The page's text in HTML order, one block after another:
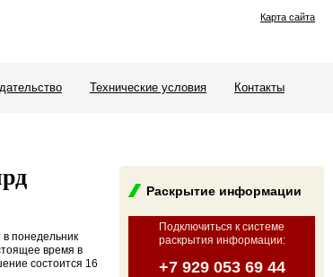
Карта сайта
Технические условия
Контакты
Раскрытие информации
Подключиться к системе
раскрытия информации:
+7 929 053 69 44
понедельник
время в
состоится 16